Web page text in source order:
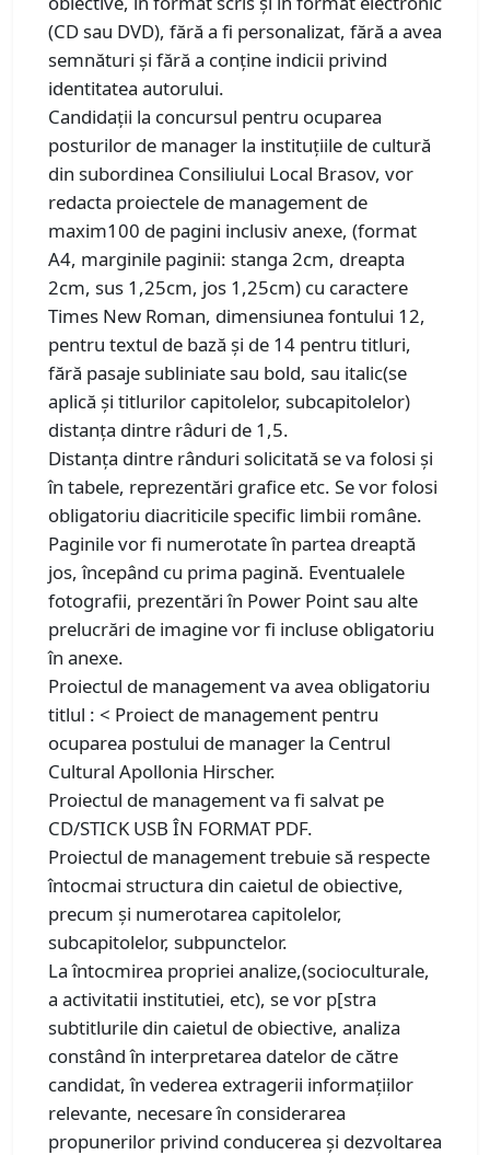
(CD sau DVD), fără a fi personalizat, fără a avea
semnături şi fără a conţine indicii privind
identitatea autorului.
Candidaţii la concursul pentru ocuparea
posturilor de manager la instituţiile de cultură
din subordinea Consiliului Local Brasov, vor
redacta proiectele de management de
maxim100 de pagini inclusiv anexe, (format
A4, marginile paginii: stanga 2cm, dreapta
2cm, sus 1,25cm, jos 1,25cm) cu caractere
Times New Roman, dimensiunea fontului 12,
pentru textul de bază și de 14 pentru titluri,
fără pasaje subliniate sau bold, sau italic(se
aplică și titlurilor capitolelor, subcapitolelor)
distanţa dintre râduri de 1,5.
Distanța dintre rânduri solicitată se va folosi și
în tabele, reprezentări grafice etc. Se vor folosi
obligatoriu diacriticile specific limbii române.
Paginile vor fi numerotate în partea dreaptă
jos, începând cu prima pagină. Eventualele
fotografii, prezentări în Power Point sau alte
prelucrări de imagine vor fi incluse obligatoriu
în anexe.
Proiectul de management va avea obligatoriu
titlul : < Proiect de management pentru
ocuparea postului de manager la Centrul
Cultural Apollonia Hirscher.
Proiectul de management va fi salvat pe
CD/STICK USB ÎN FORMAT PDF.
Proiectul de management trebuie să respecte
întocmai structura din caietul de obiective,
precum şi numerotarea capitolelor,
subcapitolelor, subpunctelor.
La întocmirea propriei analize,(socioculturale,
a activitatii institutiei, etc), se vor p[stra
subtitlurile din caietul de obiective, analiza
constând în interpretarea datelor de către
candidat, în vederea extragerii informațiilor
relevante, necesare în considerarea
propunerilor privind conducerea și dezvoltarea